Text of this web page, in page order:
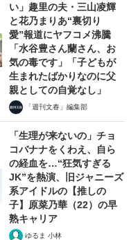
い」趣里の夫・三山凌輝
と花乃まりあ“裏切り
愛”報道にヤフコメ沸騰
「水谷豊さん蘭さん、お
気の毒です」「子どもが
生まれたばかりなのに父
親としての自覚なし」
「週刊文春」編集部
「生理が来ないの」チョ
コバナナをくわえ、自ら
の経血を…“狂気すぎる
JK”を熱演、旧ジャニーズ
系アイドルの【推しの
子】原菜乃華（22）の早
熟キャリア
ゆるま 小林